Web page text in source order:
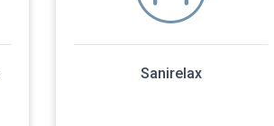
Sanirelax